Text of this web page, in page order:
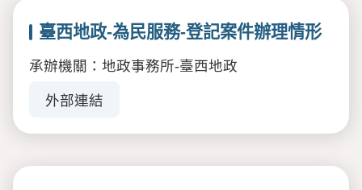
臺西地政-為民服務-登記案件辦理情形
承辦機關：地政事務所-臺西地政
外部連結